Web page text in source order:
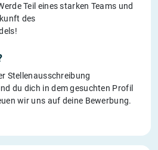
Teil eines starken Teams und
des
Stellenausschreibung
du dich in dem gesuchten Profil
wir uns auf deine Bewerbung.